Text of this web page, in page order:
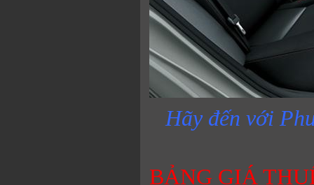
Hãy đến với
BẢNG GIÁ